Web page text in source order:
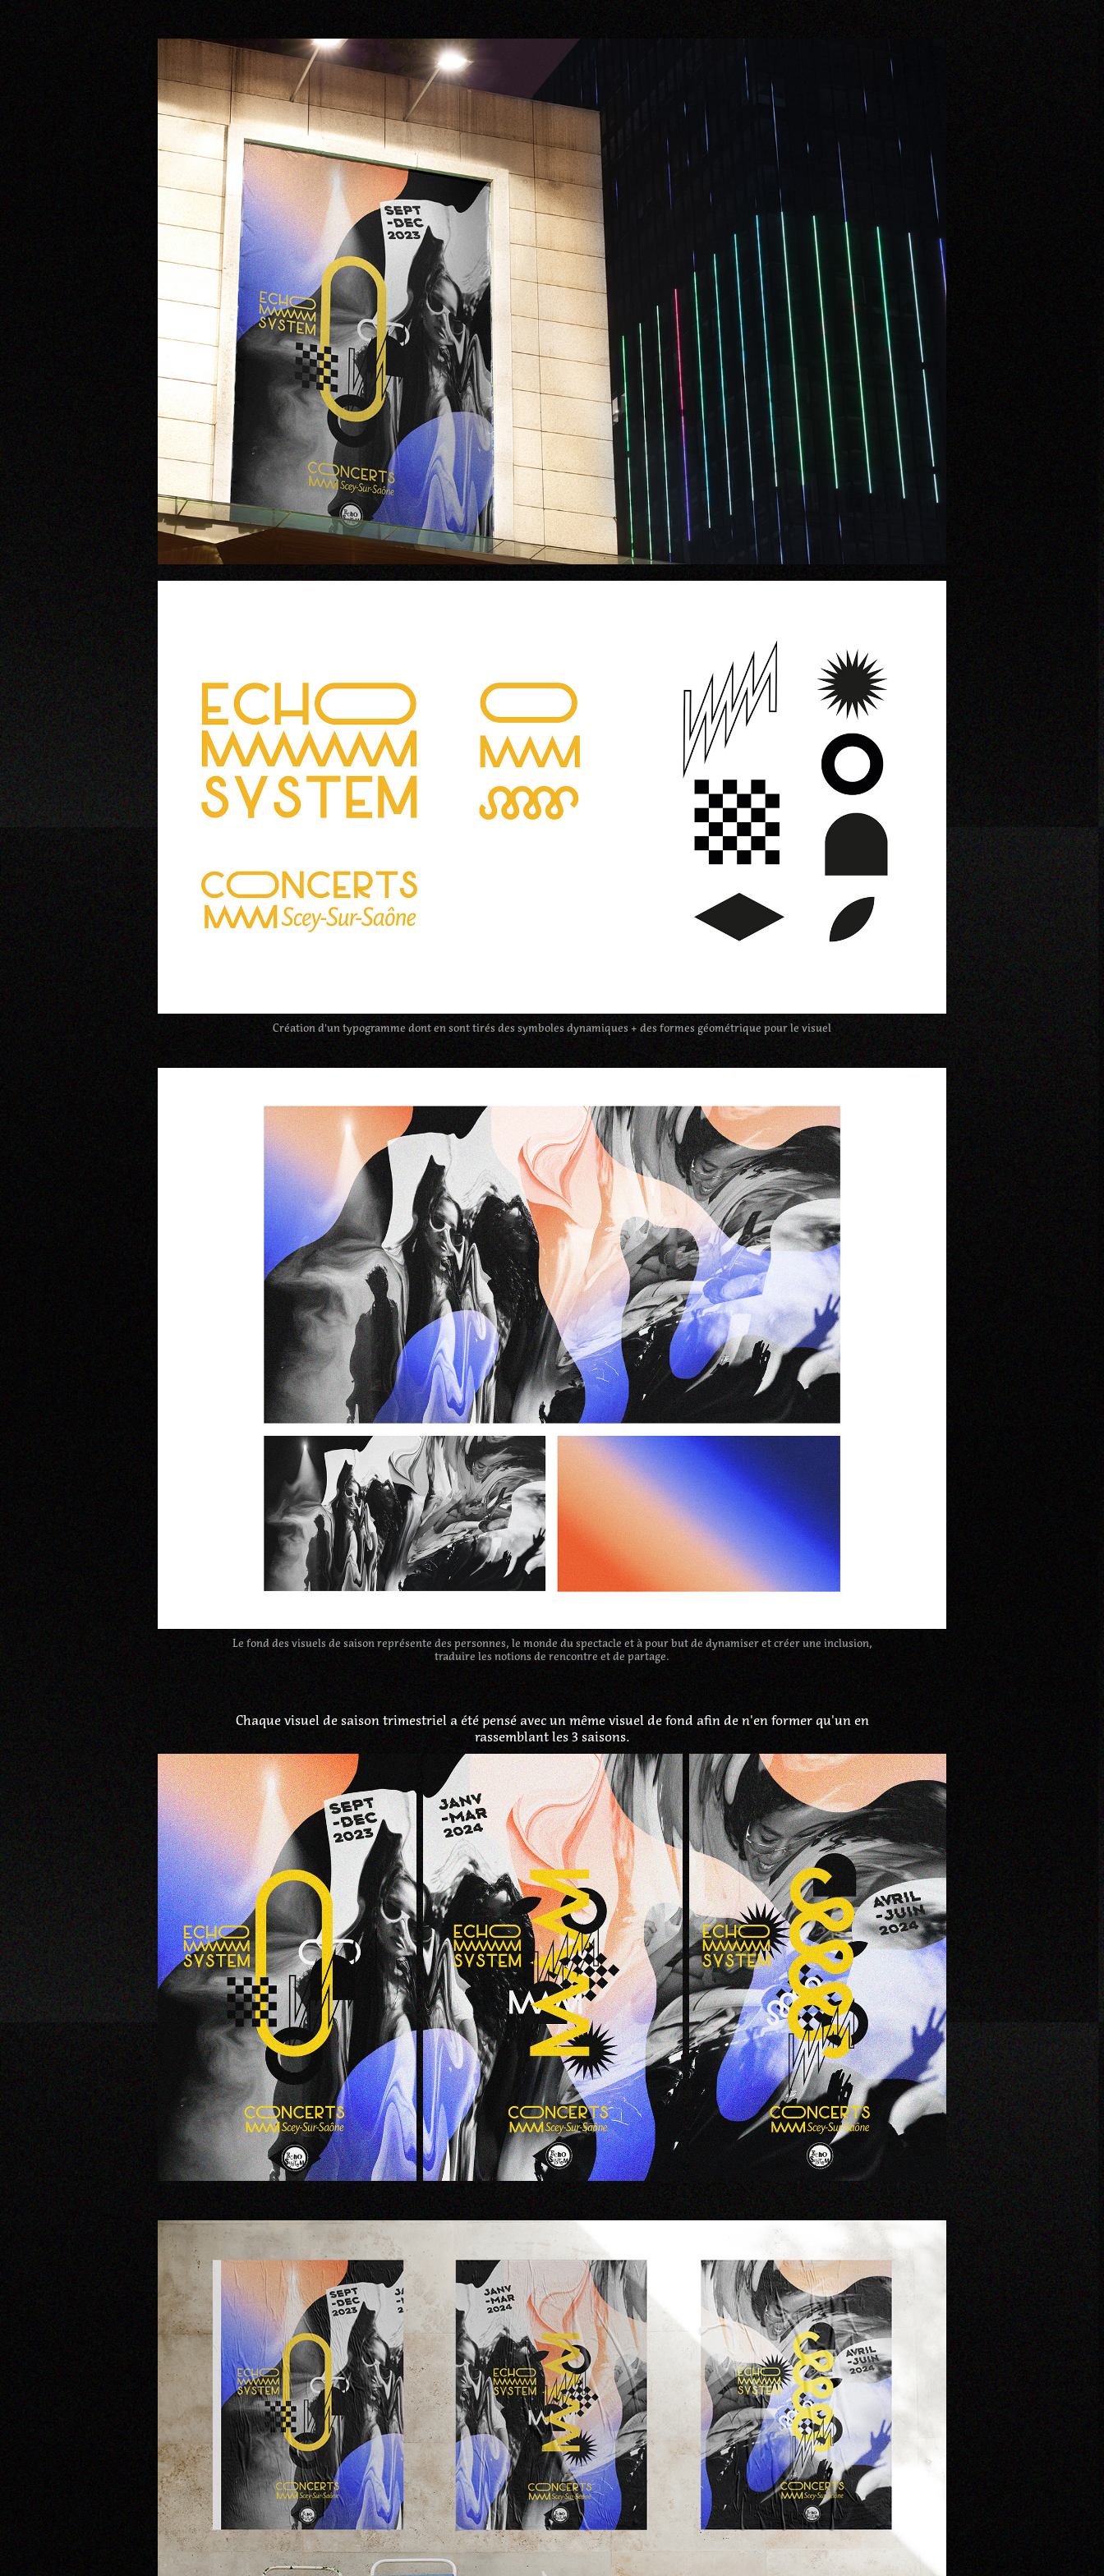
Création d'un typogramme dont en sont tirés des symboles dynamiques + des formes géométrique pour le visuel
Le fond des visuels de saison représente des personnes, le monde du spectacle et à pour but de dynamiser et créer une inclusion,
traduire les notions de rencontre et de partage.
Chaque visuel de saison trimestriel a été pensé avec un même visuel de fond afin de n'en former qu'un en
rassemblant les 3 saisons.